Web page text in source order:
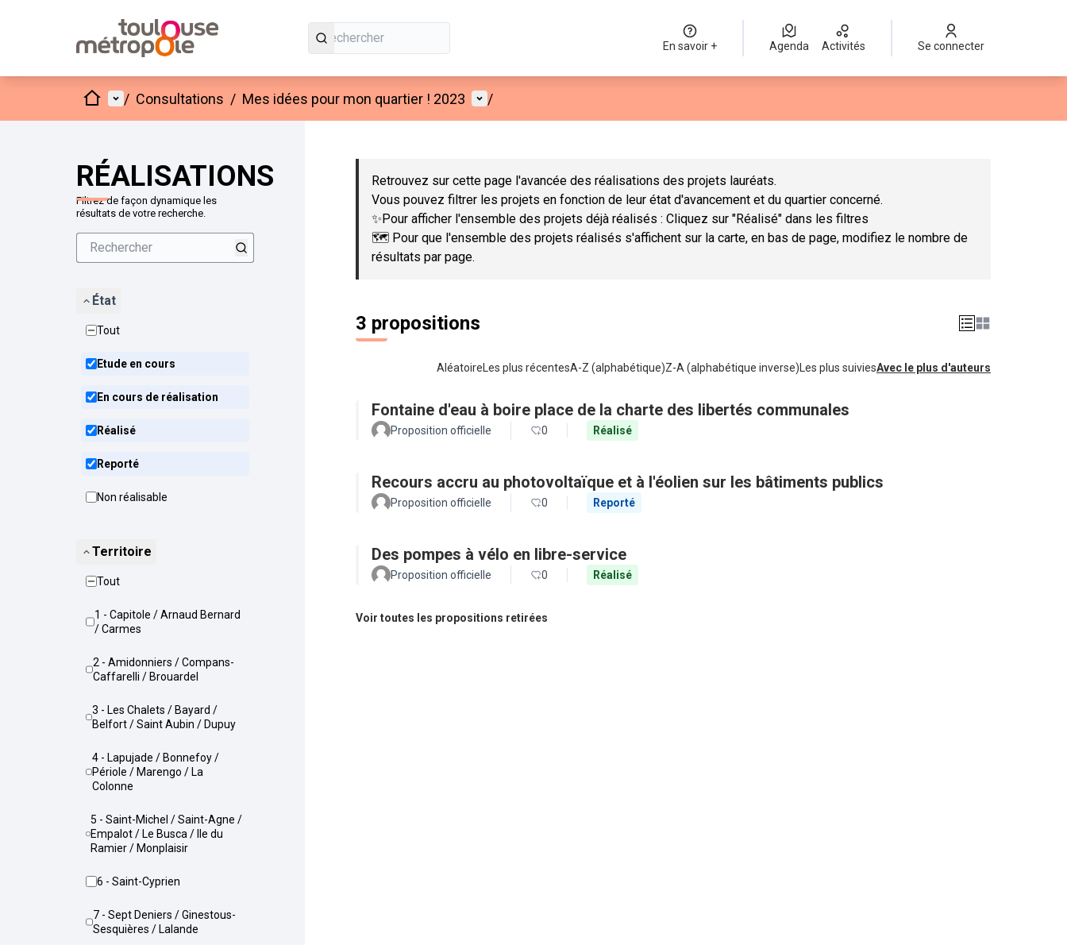
En savoir + Agenda Activités Se connecter
AccueilMenu principal
/ Consultations / Mes idées pour mon quartier ! 2023 Menu utilisateur
/
RÉALISATIONS
Filtrez de façon dynamique les
résultats de votre recherche.
État
Tout
Etude en cours
En cours de réalisation
Réalisé
Reporté
Non réalisable
Territoire
Tout
1 - Capitole / Arnaud Bernard
/ Carmes
2 - Amidonniers / Compans-
Caffarelli / Brouardel
3 - Les Chalets / Bayard /
Belfort / Saint Aubin / Dupuy
4 - Lapujade / Bonnefoy /
Périole / Marengo / La
Colonne
5 - Saint-Michel / Saint-Agne /
Empalot / Le Busca / Ile du
Ramier / Monplaisir
6 - Saint-Cyprien
7 - Sept Deniers / Ginestous-
Sesquières / Lalande
Passer la carte
Retrouvez sur cette page l'avancée des réalisations des projets lauréats.
Vous pouvez filtrer les projets en fonction de leur état d'avancement et du quartier concerné.
✨Pour afficher l'ensemble des projets déjà réalisés : Cliquez sur "Réalisé" dans les filtres
🗺️ Pour que l'ensemble des projets réalisés s'affichent sur la carte, en bas de page, modifiez le nombre de
résultats par page.
3 propositions
Aléatoire Les plus récentesA-Z (alphabétique)Z-A (alphabétique inverse) Les plus suiviesAvec le plus d'auteurs
Fontaine d'eau à boire place de la charte des libertés communales
Proposition officielle 0 Réalisé
Recours accru au photovoltaïque et à l'éolien sur les bâtiments publics
Proposition officielle 0 Reporté
Des pompes à vélo en libre-service
Proposition officielle 0 Réalisé
Voir toutes les propositions retirées